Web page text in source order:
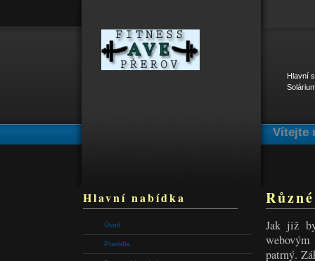
Vítejte
Hlavní
Hlavní nabídka
Úvod
Pravidla
Jak již
patrný.